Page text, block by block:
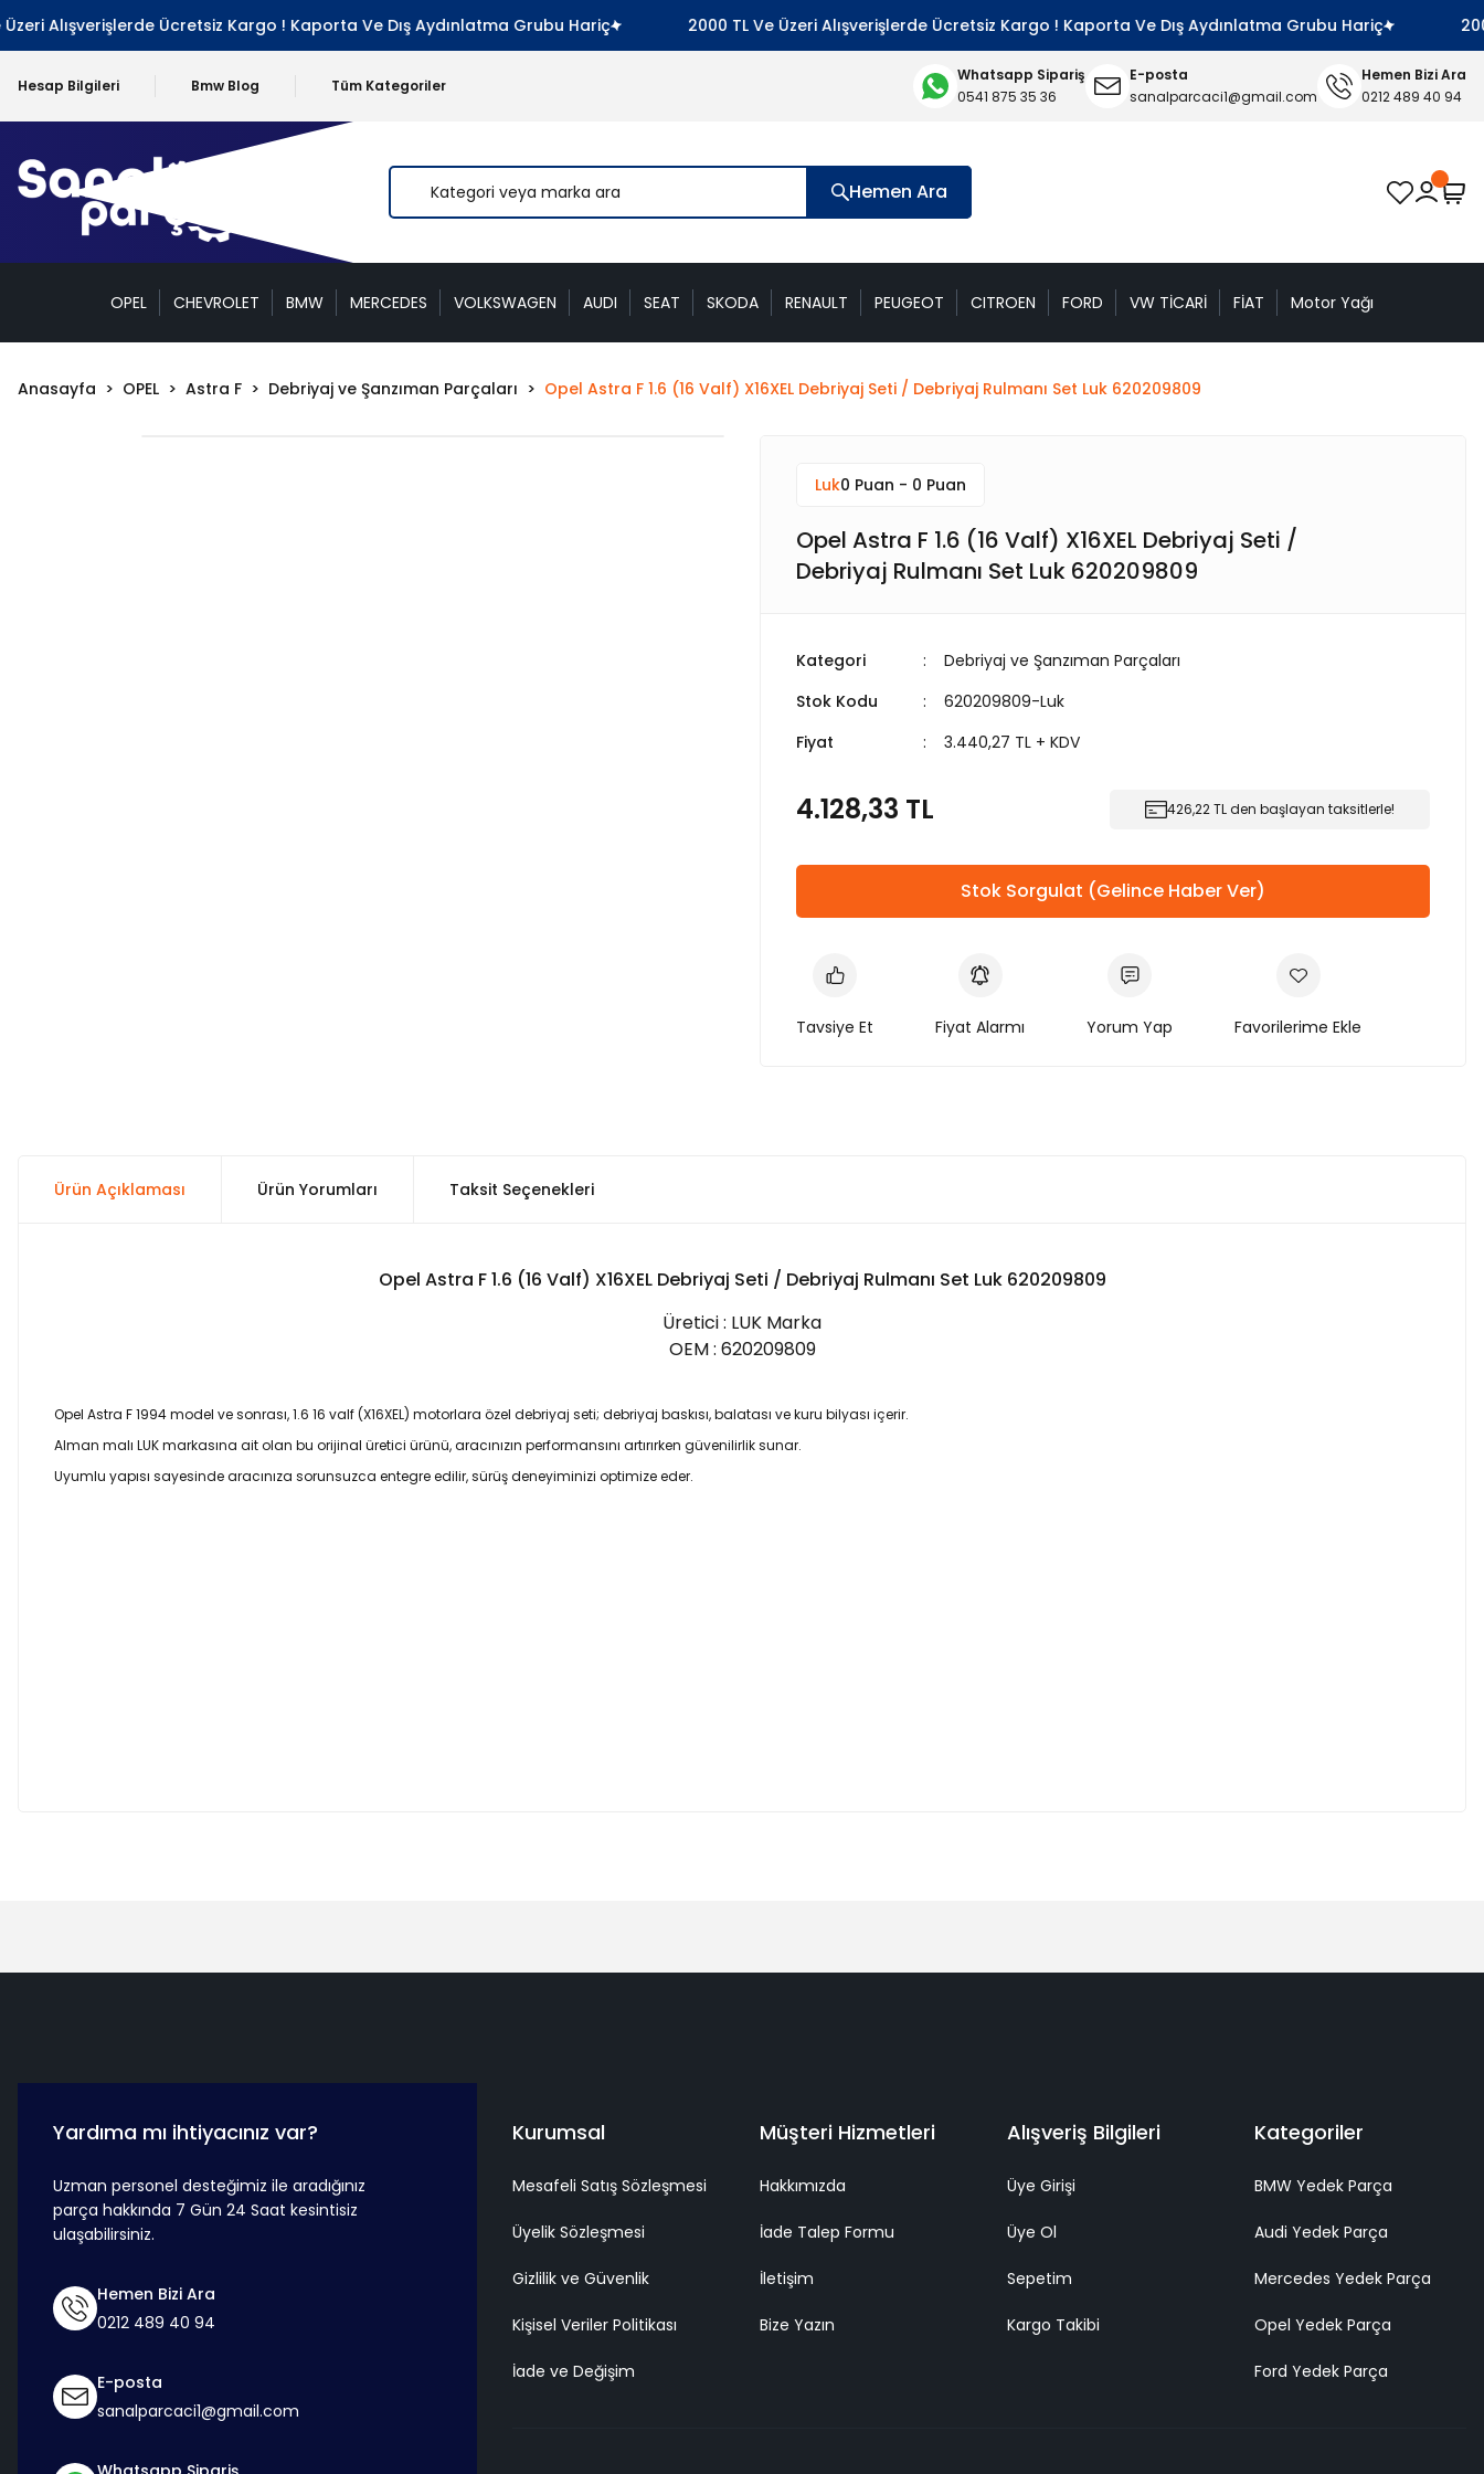
Alışverişlerde Ücretsiz Kargo ! Kaporta Ve Dış Aydınlatma Grubu Hariç 2000 TL Ve Üzeri Alışverişlerde Ücretsiz Kargo ! Kaporta Ve Dış Aydınlatma Grubu Hariç 2000
Hesap Bilgileri Bmw Blog Tüm Kategoriler
Whatsapp Sipariş
0541 875 35 36
E-posta
sanalparcaci1@gmail.com
Hemen Bizi Ara
0212 489 40 94
Hemen Ara
OPEL CHEVROLET BMW MERCEDES VOLKSWAGEN AUDI SEAT SKODA RENAULT PEUGEOT CITROEN FORD VW TİCARİ FİAT Motor Yağı
Anasayfa OPEL Astra F Debriyaj ve Şanzıman Parçaları Opel Astra F 1.6 (16 Valf) X16XEL Debriyaj Seti / Debriyaj Rulmanı Set Luk 620209809
Luk0 Puan - 0 Puan
Opel Astra F 1.6 (16 Valf) X16XEL Debriyaj Seti /
Debriyaj Rulmanı Set Luk 620209809
Kategori
Debriyaj ve Şanzıman Parçaları
Stok Kodu
620209809-Luk
Fiyat
3.440,27 TL + KDV
4.128,33 TL 426,22 TL den başlayan taksitlerle!
Stok Sorgulat (Gelince Haber Ver)
Tavsiye Et Fiyat Alarmı Yorum Yap
Ürün Açıklaması Ürün Yorumları Taksit Seçenekleri
Opel Astra F 1.6 (16 Valf) X16XEL Debriyaj Seti / Debriyaj Rulmanı Set Luk 620209809
Üretici : LUK Marka
OEM : 620209809
Opel Astra F 1994 model ve sonrası, 1.6 16 valf (X16XEL) motorlara özel debriyaj seti; debriyaj baskısı, balatası ve kuru bilyası içerir.
Alman malı LUK markasına ait olan bu orijinal üretici ürünü, aracınızın performansını artırırken güvenilirlik sunar.
Uyumlu yapısı sayesinde aracınıza sorunsuzca entegre edilir, sürüş deneyiminizi optimize eder.
Yardıma mı ihtiyacınız var?
Uzman personel desteğimiz ile aradığınız
parça hakkında 7 Gün 24 Saat kesintisiz
ulaşabilirsiniz.
Hemen Bizi Ara
0212 489 40 94
E-posta
sanalparcaci1@gmail.com
Kurumsal
Mesafeli Satış Sözleşmesi
Üyelik Sözleşmesi
Gizlilik ve Güvenlik
Kişisel Veriler Politikası
İade ve Değişim
Müşteri Hizmetleri
Hakkımızda
İade Talep Formu
İletişim
Bize Yazın
Alışveriş Bilgileri
Üye Girişi
Üye Ol
Sepetim
Kargo Takibi
Kategoriler
BMW Yedek Parça
Audi Yedek Parça
Mercedes Yedek Parça
Opel Yedek Parça
Ford Yedek Parça